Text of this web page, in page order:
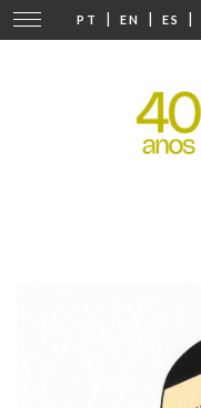
PT | EN | ES |
Modifier
la